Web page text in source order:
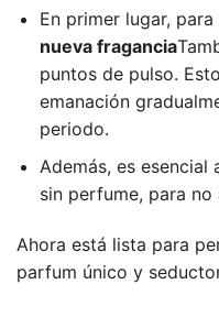
En primer lugar,
nueva fragancia
puntos de pulso.
emanación
periodo.
Además, es
sin perfume, para
Ahora está lista para
parfum único y